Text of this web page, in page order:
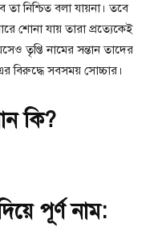
তা নিশ্চিত বলা যায়না। তবে
শোনা যায় তারা প্রত্যেকেই
তৃপ্তি নামের সন্তান তাদের
বিরুদ্ধে সবসময় সোচ্চার।
কি?
পূর্ণ নাম: